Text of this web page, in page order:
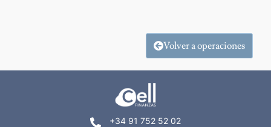
Volver a operaciones
+34 91 752 52 02